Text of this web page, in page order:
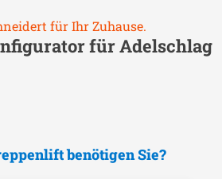
für Ihr Zuhause.
fürAdelschlag
benötigen Sie?